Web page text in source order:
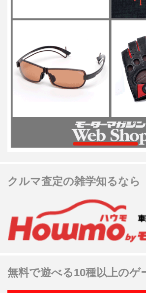
クルマ査定の雑学知るなら
無料で遊べる10種以上のゲ